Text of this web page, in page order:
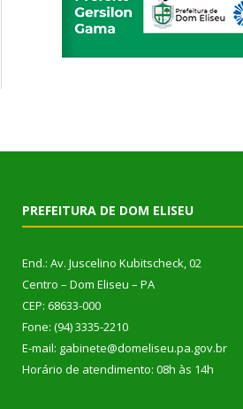
PREFEITURA DE DOM ELISEU
End.: Av. Juscelino Kubitscheck, 02
Centro – Dom Eliseu – PA
CEP: 68633-000
Fone: (94) 3335-2210
E-mail: gabinete@domeliseu.pa.gov.br
Horário de atendimento: 08h às 14h